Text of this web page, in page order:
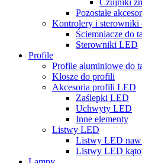
Pozostałe
Kontrolery i sterowniki
Ściemniacze do
Sterowniki LED
Profile
Profile aluminiowe do
Klosze do profili
Akcesoria profili LED
Zaślepki LED
Uchwyty LED
Inne elementy
Listwy LED
Listwy LED
Listwy LED